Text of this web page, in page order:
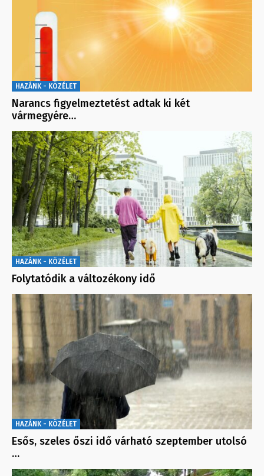
HAZÁNK - KÖZÉLET
Narancs figyelmeztetést adtak ki két
vármegyére…
HAZÁNK - KÖZÉLET
Folytatódik a változékony idő
HAZÁNK - KÖZÉLET
Esős, szeles őszi idő várható szeptember utolsó
…